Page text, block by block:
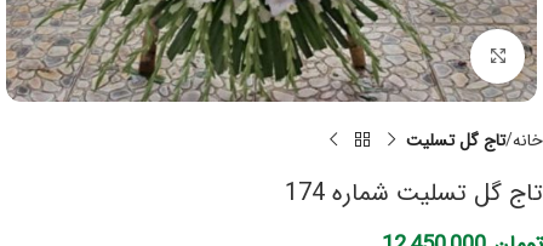
برای بزرگنمایی کلیک کنید
خانه تاج گل تسلیت
تاج گل تسلیت شماره 174